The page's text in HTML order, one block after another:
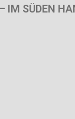
IM SÜDEN